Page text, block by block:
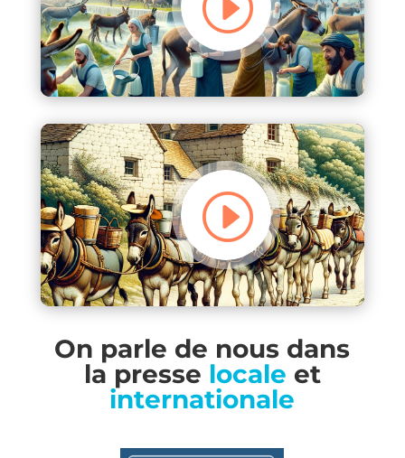
On parle de nous dans
la presse locale et
internationale